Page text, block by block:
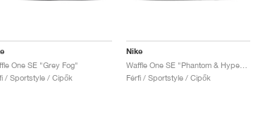
One SE "Grey Fog"
/ Sportstyle / Cipők
Nike
Waffle One SE "Phantom & Hyper Royal"
Férfi / Sportstyle / Cipők